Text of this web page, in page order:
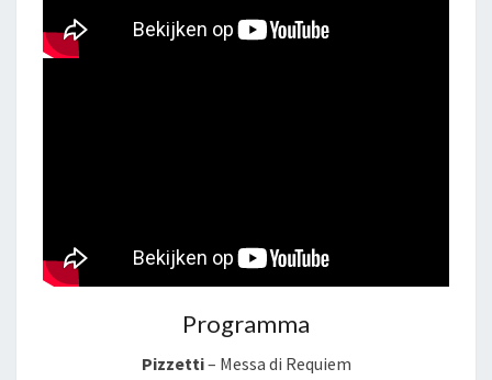
Programma
Pizzetti– Messa di Requiem